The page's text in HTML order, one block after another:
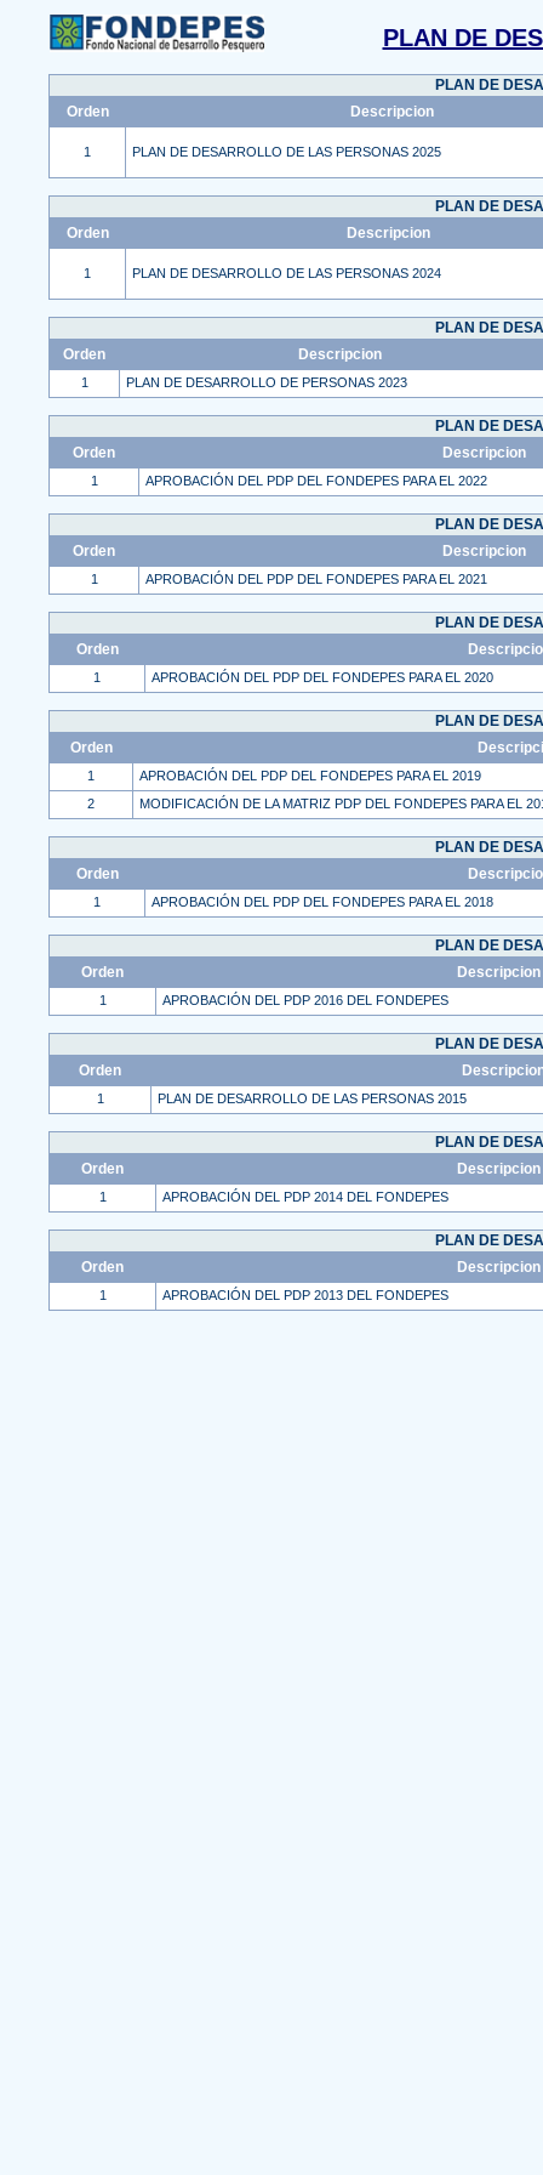
PLAN DE
PLAN DE
Orden
Descripcion
1 PLAN DE DESARROLLO DE LAS PERSONAS 2025
PLAN DE
Orden
Descripcion
1 PLAN DE DESARROLLO DE LAS PERSONAS 2024
PLAN DE
Orden
Descripcion
1 PLAN DE DESARROLLO DE PERSONAS 2023
PLAN DE
Orden
Descripcion
1 APROBACIÓN DEL PDP DEL FONDEPES PARA EL 2022
PLAN DE
Orden
Descripcion
1 APROBACIÓN DEL PDP DEL FONDEPES PARA EL 2021
PLAN DE
Orden
1 APROBACIÓN DEL PDP DEL FONDEPES PARA EL 2020
PLAN DE
Orden
1
APROBACIÓN DEL PDP DEL FONDEPES PARA EL 2019
2
MODIFICACIÓN DE LA MATRIZ PDP DEL FONDEPES PARA EL
PLAN DE
Orden
1 APROBACIÓN DEL PDP DEL FONDEPES PARA EL 2018
PLAN DE
Orden
Descripcion
1 APROBACIÓN DEL PDP 2016 DEL FONDEPES
PLAN DE
Orden
1 PLAN DE DESARROLLO DE LAS PERSONAS 2015
PLAN DE
Orden
Descripcion
1 APROBACIÓN DEL PDP 2014 DEL FONDEPES
PLAN DE
Orden
Descripcion
1 APROBACIÓN DEL PDP 2013 DEL FONDEPES